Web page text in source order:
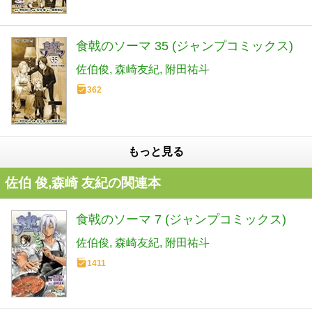
食戟のソーマ 35 (ジャンプコミックス)
佐伯俊 森崎友紀 附田祐斗
362
もっと見る
佐伯 俊,森崎 友紀の関連本
食戟のソーマ 7 (ジャンプコミックス)
佐伯俊 森崎友紀 附田祐斗
1411